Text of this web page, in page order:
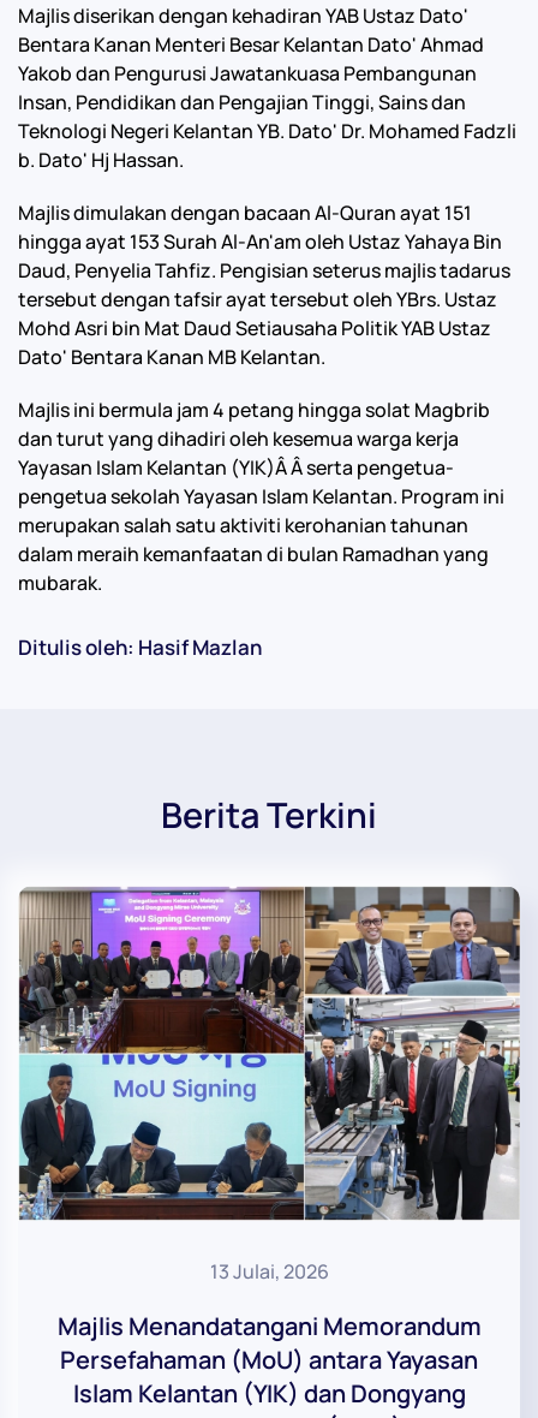
Majlis diserikan dengan kehadiran YAB Ustaz Dato'
Bentara Kanan Menteri Besar Kelantan Dato' Ahmad
Yakob dan Pengurusi Jawatankuasa Pembangunan
Insan, Pendidikan dan Pengajian Tinggi, Sains dan
Teknologi Negeri Kelantan YB. Dato' Dr. Mohamed Fadzli
b. Dato' Hj Hassan.
Majlis dimulakan dengan bacaan Al-Quran ayat 151
hingga ayat 153 Surah Al-An'am oleh Ustaz Yahaya Bin
Daud, Penyelia Tahfiz. Pengisian seterus majlis tadarus
tersebut dengan tafsir ayat tersebut oleh YBrs. Ustaz
Mohd Asri bin Mat Daud Setiausaha Politik YAB Ustaz
Dato' Bentara Kanan MB Kelantan.
Majlis ini bermula jam 4 petang hingga solat Magbrib
dan turut yang dihadiri oleh kesemua warga kerja
Yayasan Islam Kelantan (YIK)Â Âserta pengetua-
pengetua sekolah Yayasan Islam Kelantan. Program ini
merupakan salah satu aktiviti kerohanian tahunan
dalam meraih kemanfaatan di bulan Ramadhan yang
mubarak.
Ditulis oleh: Hasif Mazlan
Berita Terkini
13 Julai, 2026
Majlis Menandatangani Memorandum
Persefahaman (MoU) antara Yayasan
Islam Kelantan (YIK) dan Dongyang